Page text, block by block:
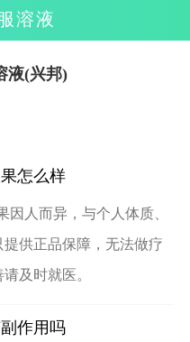
溶液
液(兴邦)
怎么样
因人而异，与个人体质、
供正品保障，无法做疗
及时就医。
作用吗